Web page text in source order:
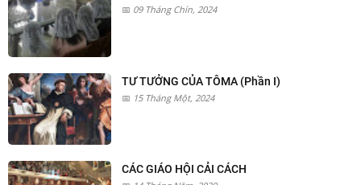
09 Tháng Chín, 2024
TƯ TƯỞNG CỦA TÔMA (Phần I)
15 Tháng Một, 2024
CÁC GIÁO HỘI CẢI CÁCH